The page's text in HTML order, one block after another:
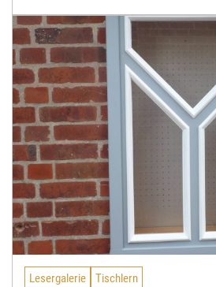
Lesergalerie Tischlern